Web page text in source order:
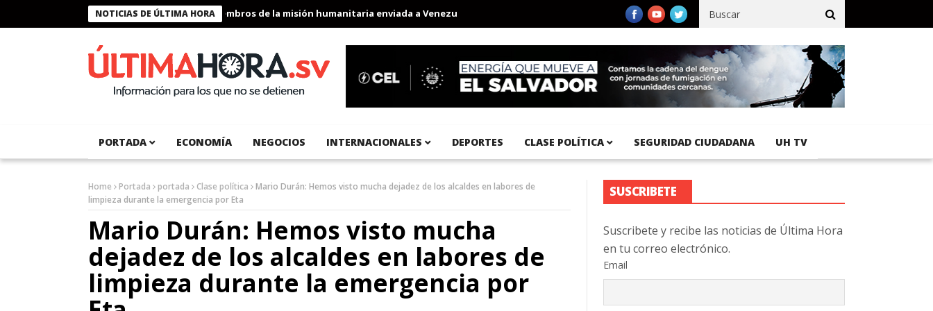
NOTICIAS DE ÚLTIMA HORA
Presidente Bukele condecora a miembros de la misión humanitaria enviada a Venezuela Aeropuerto Internacional del Pacífico registra 92 % de avance en obras de terracería
PORTADA ECONOMÍA NEGOCIOS INTERNACIONALES DEPORTES CLASE POLÍTICA SEGURIDAD CIUDADANA UH TV
Home Portada portada Clase política
Mario Durán: Hemos visto mucha dejadez de los alcaldes en labores de
limpieza durante la emergencia por Eta
Mario Durán: Hemos visto mucha
dejadez de los alcaldes en labores de
limpieza durante la emergencia por
SUSCRIBETE
Suscribete y recibe las noticias de Última Hora
en tu correo electrónico.
Email